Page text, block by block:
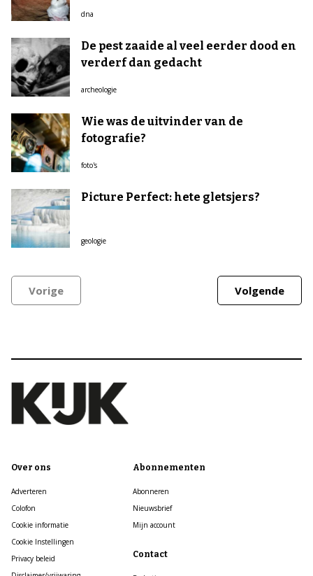
dna
De pest zaaide al veel eerder dood en
verderf dan gedacht
archeologie
Wie was de uitvinder van de
fotografie?
foto's
Picture Perfect: hete gletsjers?
geologie
Vorige Volgende
Over ons
Adverteren
Colofon
Cookie informatie
Cookie Instellingen
Privacy beleid
Abonnementen
Abonneren
Nieuwsbrief
Mijn account
Contact